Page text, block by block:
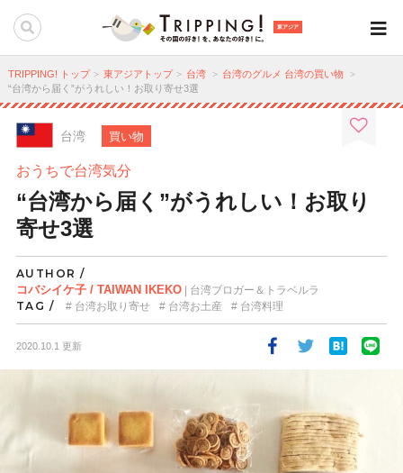
東アジア
TRIPPING! トップ 東アジアトップ 台湾 台湾のグルメ 台湾の買い物
“台湾から届く”がうれしい！お取り寄せ3選
台湾 買い物
おうちで台湾気分
“台湾から届く”がうれしい！お取り
寄せ3選
AUTHOR /
コバシイケ子 / TAIWAN IKEKO| 台湾ブロガー＆トラベルラ
TAG / 台湾お取り寄せ 台湾お土産 台湾料理
2020.10.1 更新